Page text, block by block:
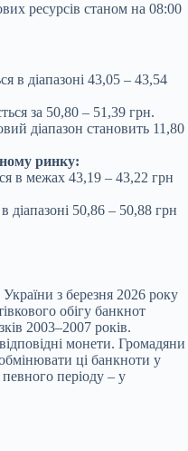
ресурсів станом на 08:00
в діапазоні 43,05 – 43,54
за 50,80 – 51,39 грн.
діапазон становить 11,80
ринку:
в межах 43,19 – 43,22 грн
діапазоні 50,86 – 50,88 грн
з березня 2026 року
обігу банкнот
2003–2007 років.
монети. Громадяни
ці банкноти у
періоду – у